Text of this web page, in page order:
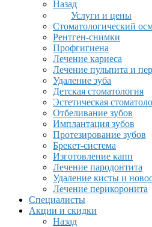
Назад
Услуги и цены
Стоматологический
Рентген-снимки
Профгигиена
Лечение кариеса
Лечение пульпита и
Удаление зуба
Детская стоматология
Эстетическая
Отбеливание зубов
Имплантация зубов
Протезирование зубов
Брекет-система
Изготовление капп
Лечение пародонтита
Удаление кисты и
Лечение перикоронита
Специалисты
Акции и скидки
Назад